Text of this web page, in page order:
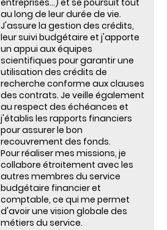
entreprises…) et se poursuit tout
au long de leur durée de vie.
J'assure la gestion des crédits,
leur suivi budgétaire et j'apporte
un appui aux équipes
scientifiques pour garantir une
utilisation des crédits de
recherche conforme aux clauses
des contrats. Je veille également
au respect des échéances et
j'établis les rapports financiers
pour assurer le bon
recouvrement des fonds.
Pour réaliser mes missions, je
collabore étroitement avec les
autres membres du service
budgétaire financier et
comptable, ce qui me permet
d'avoir une vision globale des
métiers du service.